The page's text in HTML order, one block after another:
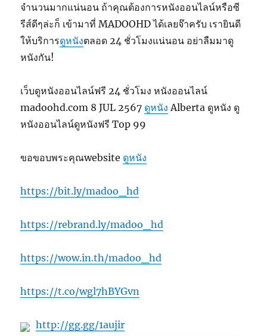
จำนวนมากแน่นอน ถ้าคุณต้องการหนังออนไลน์หรือซี
รีส์ดีๆล่ะก็ เข้ามาที่ MADOOHD ได้เลยจ๊าครับ เรายินดี
ให้บริการดูหนังตลอด 24 ชั่วโมงแน่นอน อย่าลืมมาดู
หนังกัน!
เว็บดูหนังออนไลน์ฟรี 24 ชั่วโมง หนังออนไลน์
madoohd.com 8 JUL 2567 ดูหนัง Alberta ดูหนัง ดู
หนังออนไลน์ดูหนังฟรี Top 99
ขอขอบพระคุณwebsite ดูหนัง
https://bit.ly/madoo_hd
https://rebrand.ly/madoo_hd
https://wow.in.th/madoo_hd
https://t.co/wgl7hBYGvn
http://gg.gg/1aujir